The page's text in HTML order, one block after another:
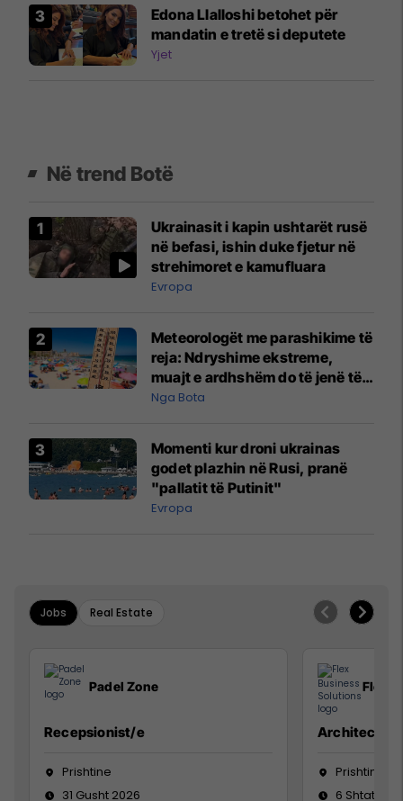
Edona Llalloshi betohet për
mandatin e tretë si deputete
Yjet
Në trend Botë
Ukrainasit i kapin ushtarët rusë
në befasi, ishin duke fjetur në
strehimoret e kamufluara
Evropa
Meteorologët me parashikime të
reja: Ndryshime ekstreme,
muajt e ardhshëm do të jenë të
pazakontë
Nga Bota
Momenti kur droni ukrainas
godet plazhin në Rusi, pranë
"pallatit të Putinit"
Evropa
Jobs Real Estate
Padel Zone
Recepsionist/e
Prishtine
31 Gusht 2026
Flex
Architect
Prishtinë
6 Shtator